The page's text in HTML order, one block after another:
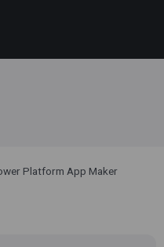
Platform App Maker